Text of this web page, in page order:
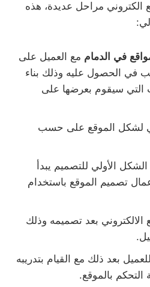
مراحل عديدة، هذه
في الدمام مع العميل على
في الحصول عليه وذلك بناء
التي سيقوم بعرضها على
لشكل الموقع على حسب
الأولي للتصميم يبدأ
تصميم الموقع باستخدام
الالكتروني بعد تصميمه وذلك
بعد ذلك مع القيام بتدريبه
بالموقع.